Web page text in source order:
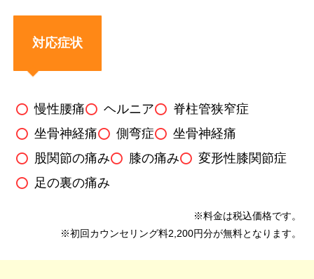
対応症状
慢性腰痛 ヘルニア
脊柱管狭窄症
坐骨神経痛
側弯症
坐骨神経痛
股関節の痛み
膝の痛み
変形性膝関節症
足の裏の痛み
※料金は税込価格です。
※初回カウンセリング料2,200円分が無料となります。